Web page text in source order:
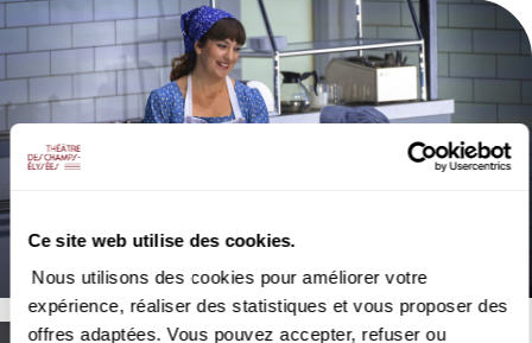
Ce site web utilise des cookies.
Nous utilisons des cookies pour améliorer votre
expérience, réaliser des statistiques et vous proposer des
offres adaptées. Vous pouvez accepter, refuser ou
La Cenerentola